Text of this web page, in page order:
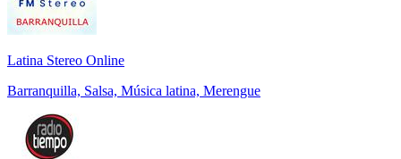
Latina Stereo Online
Barranquilla, Salsa, Música latina, Merengue